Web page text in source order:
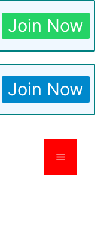
Join Now
Join Now
Menu